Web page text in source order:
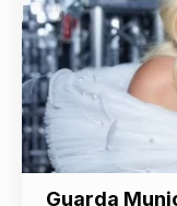
Guarda